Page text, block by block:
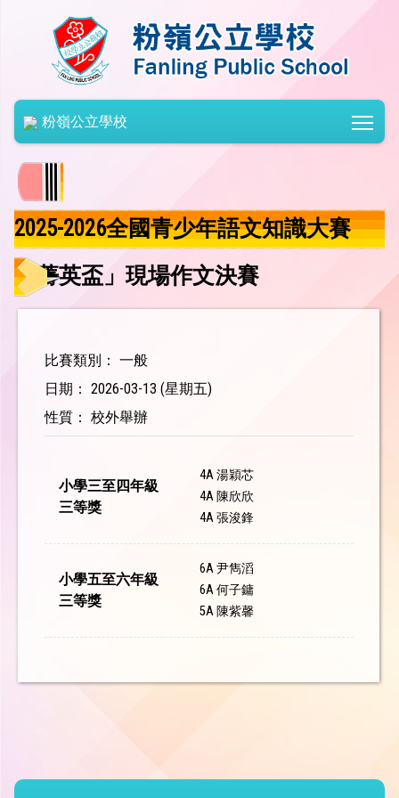
粉嶺公立學校
2025-2026全國青少年語文知識大賽
「菁英盃」現場作文決賽
比賽類別： 一般
日期： 2026-03-13 (星期五)
性質： 校外舉辦
小學三至四年級
三等獎
4A 湯穎芯
4A 陳欣欣
4A 張浚鋒
小學五至六年級
三等獎
6A 尹雋滔
6A 何子鏞
5A 陳紫馨